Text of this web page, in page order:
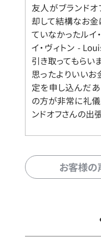
友人がブランド
却して結構なお金
ていなかったルイ
イ・ヴィトン -
引き取ってもらい
思ったよりいいお
定を申し込んだ
の方が非常に礼儀
ンドオフさんの出
お客様